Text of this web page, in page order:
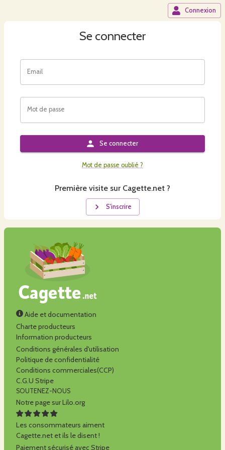
Connexion
Se connecter
Email
Mot de passe
Se connecter
Mot de passe oublié ?
Première visite sur Cagette.net ?
S'inscrire
Aide et documentation
Charte producteurs
Information producteurs
Conditions générales d'utilisation
Politique de confidentialité
Conditions commerciales(CCP)
C.G.U Stripe
SOUTENEZ-NOUS
Notre page sur Lilo.org
Les consommateurs aiment
Cagette.net et ils le disent !
Paiement sécurisé avec Stripe